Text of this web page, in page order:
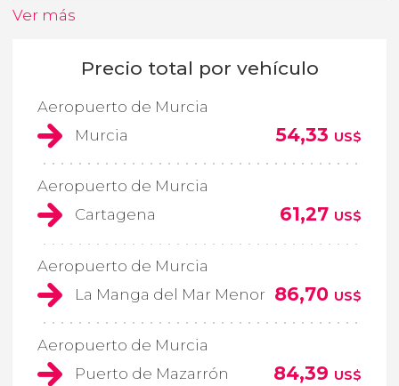
Ver más
Precio total por vehículo
Aeropuerto de Murcia
Murcia
54,33 US$
Aeropuerto de Murcia
Cartagena
61,27 US$
Aeropuerto de Murcia
La Manga del Mar Menor 86,70 US$
Aeropuerto de Murcia
Puerto de Mazarrón
84,39 US$